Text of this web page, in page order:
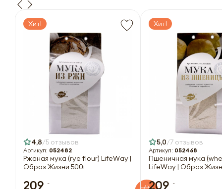
Хит!
4,8 5 отзывов
Артикул: 052482
Ржаная мука (rye flour) LifeWay |
Образ Жизни 500г
209 -
Хит!
5,0 7 отзывов
Артикул: 052468
Пшеничная мука
LifeWay | Образ
209 -